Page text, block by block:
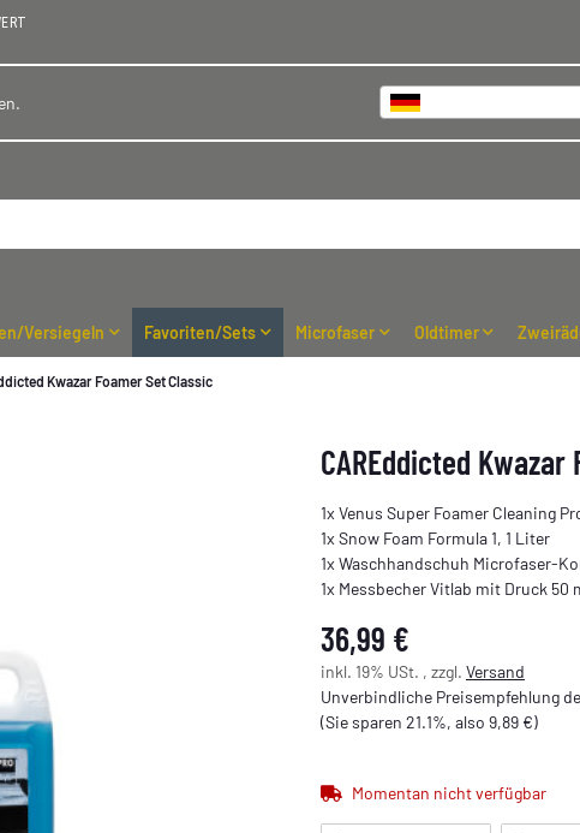
Versiegeln Favoriten/Sets Microfaser Oldtimer
Kwazar Foamer Set Classic
CAREddicted
1x Venus Super Foamer Cleaning
1x Snow Foam Formula 1, 1 Liter
1x Waschhandschuh Microfaser-
1x Messbecher Vitlab mit Druck 50
36,99 €
inkl. 19% USt. , zzgl. Versand
Unverbindliche Preisempfehlung
(Sie sparen 21.1%, also 9,89 €)
Momentan nicht verfügbar